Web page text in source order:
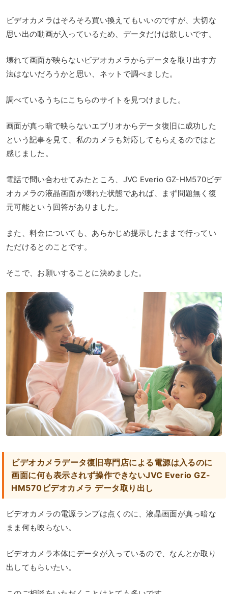
ビデオカメラはそろそろ買い換えてもいいのですが、大切な
思い出の動画が入っているため、データだけは欲しいです。
壊れて画面が映らないビデオカメラからデータを取り出す方
法はないだろうかと思い、ネットで調べました。
調べているうちにこちらのサイトを見つけました。
画面が真っ暗で映らないエブリオからデータ復旧に成功した
という記事を見て、私のカメラも対応してもらえるのではと
感じました。
電話で問い合わせてみたところ、JVC Everio GZ-HM570ビデ
オカメラの液晶画面が壊れた状態であれば、まず問題無く復
元可能という回答がありました。
また、料金についても、あらかじめ提示したままで行ってい
ただけるとのことです。
そこで、お願いすることに決めました。
ビデオカメラデータ復旧専門店による電源は入るのに
画面に何も表示されず操作できないJVC Everio GZ-
HM570ビデオカメラ データ取り出し
ビデオカメラの電源ランプは点くのに、液晶画面が真っ暗な
まま何も映らない。
ビデオカメラ本体にデータが入っているので、なんとか取り
出してもらいたい。